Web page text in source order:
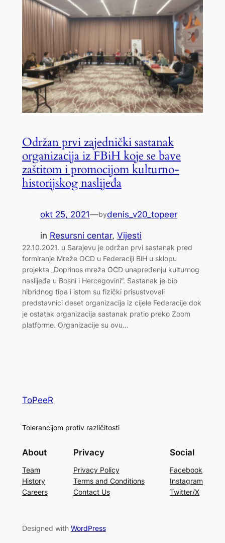
Održan prvi zajednički sastanak
organizacija iz FBiH koje se bave
zaštitom i promocijom kulturno-
historijskog naslijeđa
okt 25, 2021—bydenis_v20_topeer
in Resursni centar, Vijesti
22.10.2021. u Sarajevu je održan prvi sastanak pred
formiranje Mreže OCD u Federaciji BiH u sklopu
projekta „Doprinos mreža OCD unapređenju kulturnog
naslijeđa u Bosni i Hercegovini“. Sastanak je bio
hibridnog tipa i istom su fizički prisustvovali
predstavnici deset organizacija iz cijele Federacije dok
je ostatak organizacija sastanak pratio preko Zoom
platforme. Organizacije su ovu…
ToPeeR
Tolerancijom protiv različitosti
About
Team
History
Careers
Privacy
Privacy Policy
Terms and Conditions
Contact Us
Social
Facebook
Instagram
Twitter/X
Designed with WordPress